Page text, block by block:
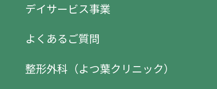
デイサービス事業
よくあるご質問
整形外科（よつ葉クリニック）